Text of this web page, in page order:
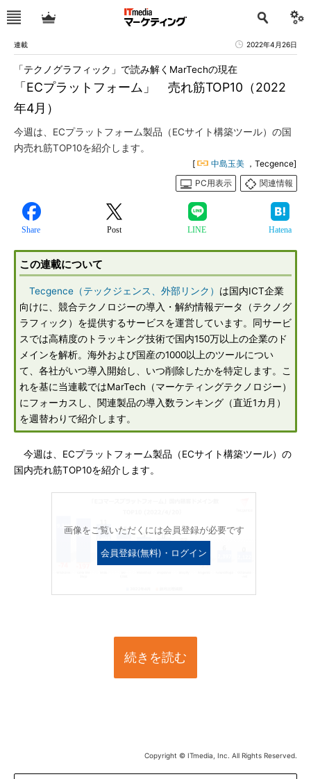
連載 2022年4月26日
「ECプラットフォーム」 売れ筋TOP10（2022
年4月）
「テクノグラフィック」で読み解くMarTechの現在
今週は、ECプラットフォーム製品（ECサイト構築ツール）の国
内売れ筋TOP10を紹介します。
[ 中島玉美 ，Tecgence]
PC用表示
関連情報
Share Post LINE Hatena
この連載について
Tecgence（テックジェンス、外部リンク） は国内ICT企業
向けに、競合テクノロジーの導入・解約情報データ（テクノグ
ラフィック）を提供するサービスを運営しています。同サービ
スでは高精度のトラッキング技術で国内150万以上の企業のド
メインを解析。海外および国産の1000以上のツールについ
て、各社がいつ導入開始し、いつ削除したかを特定します。こ
れを基に当連載ではMarTech（マーケティングテクノロジー）
にフォーカスし、関連製品の導入数ランキング（直近1カ月）
を週替わりで紹介します。
今週は、ECプラットフォーム製品（ECサイト構築ツール）の
国内売れ筋TOP10を紹介します。
画像をご覧いただくには会員登録が必要です
会員登録(無料)・ログイン
続きを読む
Copyright © ITmedia, Inc. All Rights Reserved.